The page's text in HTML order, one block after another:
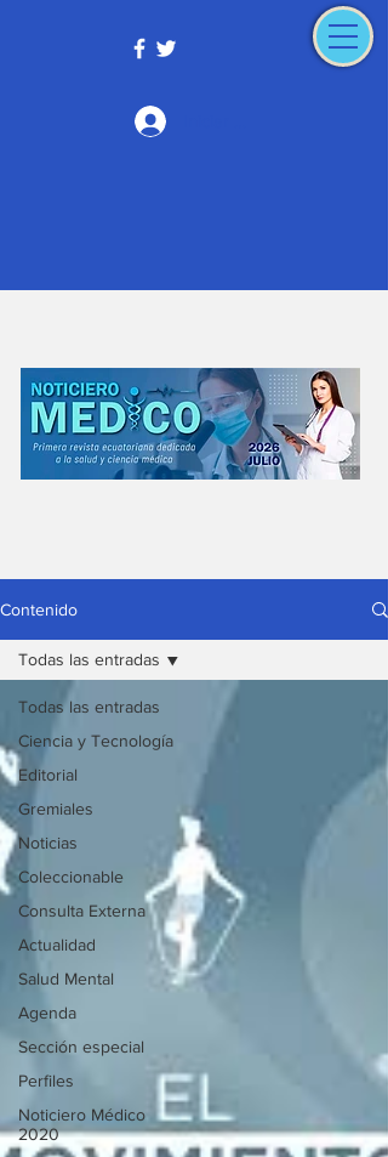
Contenido
Todas las entradas
Ciencia y Tecnología
Editorial
Gremiales
Noticias
Coleccionable
Consulta Externa
Actualidad
Salud Mental
Agenda
Sección especial
Perfiles
Noticiero Médico
2020
Todas las entradas